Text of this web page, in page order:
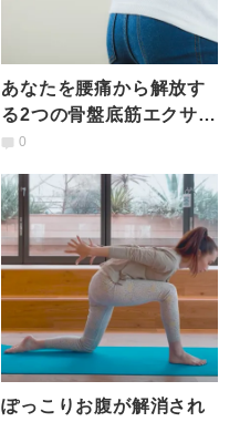
あなたを腰痛から解放す
る2つの骨盤底筋エクササ
イズ
0
ぽっこりお腹が解消され